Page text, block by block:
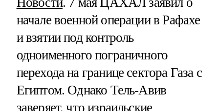
начале военной операции в Рафахе
и взятии под контроль
одноименного пограничного
перехода на границе сектора Газа с
Египтом. Однако Тель-Авив
заверяет, что израильские